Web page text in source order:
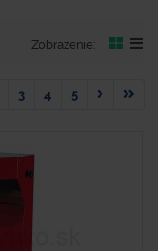
Zobrazenie:
3 4 5